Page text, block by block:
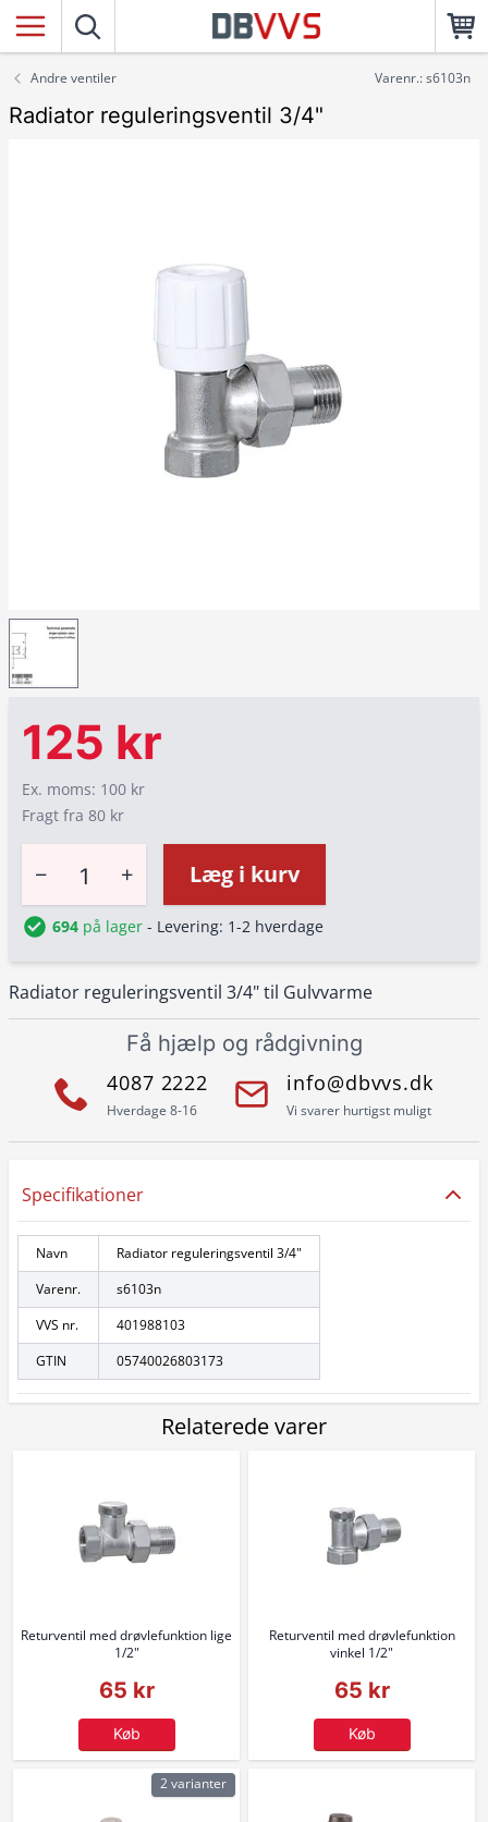
Andre ventiler Varenr.: s6103n
Radiator reguleringsventil 3/4"
Radiator reguleringsventil 3/4" til Gulvvarme
125 kr
Ex. moms: 100 kr
Fragt fra 80 kr
− + Læg i kurv
694 på lager - Levering: 1-2 hverdage
Få hjælp og rådgivning
4087 2222
Hverdage 8-16
info@dbvvs.dk
Vi svarer hurtigst muligt
Specifikationer
Navn
Radiator reguleringsventil 3/4"
Varenr.
s6103n
VVS nr.
401988103
GTIN
05740026803173
Relaterede varer
Returventil med drøvlefunktion lige
1/2"
65 kr
Køb
Returventil med drøvlefunktion
vinkel 1/2"
65 kr
Køb
2 varianter